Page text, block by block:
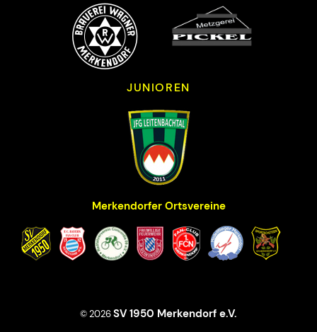
JUNIOREN
Merkendorfer Ortsvereine
© 2026SV 1950 Merkendorf e.V.